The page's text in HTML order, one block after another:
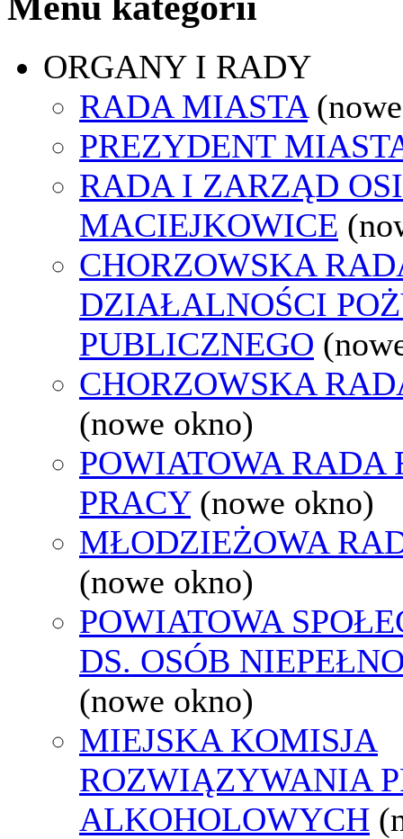
ORGANY I RADY
RADA MIASTA
PREZYDENT
RADA I ZARZĄD
MACIEJKOWICE
CHORZOWSKA
DZIAŁALNOŚCI
PUBLICZNEGO
CHORZOWSKA
(nowe okno)
POWIATOWA RADA
PRACY (nowe okno)
MŁODZIEŻOWA
(nowe okno)
POWIATOWA
DS. OSÓB
(nowe okno)
MIEJSKA KOMISJA
ROZWIĄZYWANIA
ALKOHOLOWYCH